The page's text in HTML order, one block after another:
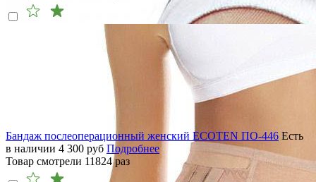
Бандаж послеоперационный женский ECOTEN ПО-446 Есть
в наличии 4 300 руб Подробнее
Товар смотрели 11824раз